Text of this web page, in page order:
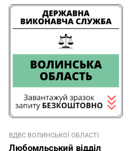
ВДВС ВОЛИНСЬКОЇ ОБЛАСТІ
Любомльський відділ